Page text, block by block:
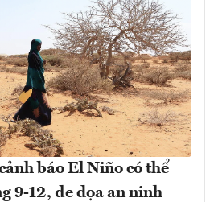
báo El Niño có thể
9-12, đe dọa an ninh